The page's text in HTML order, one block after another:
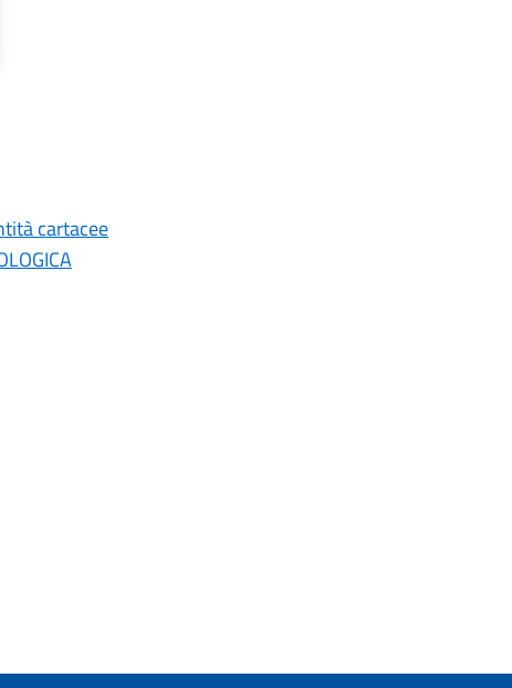
cartacee